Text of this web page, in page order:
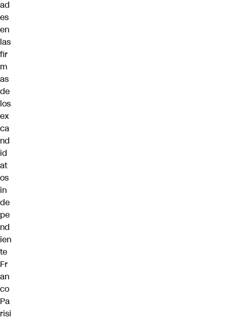
ad
es
en
las
fir
m
as
de
los
ex
ca
nd
id
at
os
in
de
pe
nd
ien
te
Fr
an
co
Pa
risi